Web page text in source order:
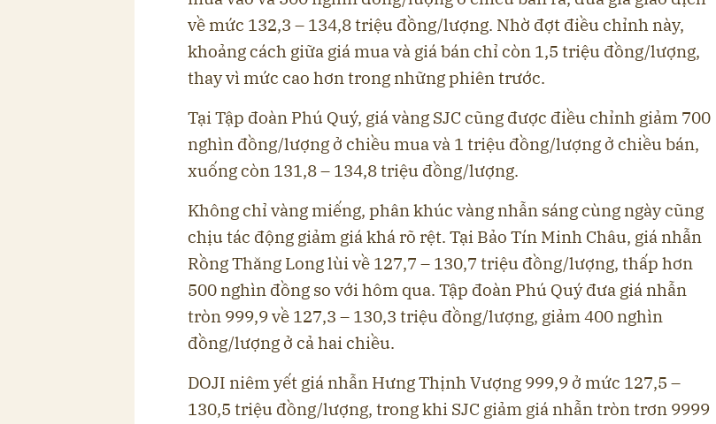
về mức 132,3 – 134,8 triệu đồng/lượng. Nhờ đợt điều chỉnh này,
khoảng cách giữa giá mua và giá bán chỉ còn 1,5 triệu đồng/lượng,
thay vì mức cao hơn trong những phiên trước.
Tại Tập đoàn Phú Quý, giá vàng SJC cũng được điều chỉnh giảm 700
nghìn đồng/lượng ở chiều mua và 1 triệu đồng/lượng ở chiều bán,
xuống còn 131,8 – 134,8 triệu đồng/lượng.
Không chỉ vàng miếng, phân khúc vàng nhẫn sáng cùng ngày cũng
chịu tác động giảm giá khá rõ rệt. Tại Bảo Tín Minh Châu, giá nhẫn
Rồng Thăng Long lùi về 127,7 – 130,7 triệu đồng/lượng, thấp hơn
500 nghìn đồng so với hôm qua. Tập đoàn Phú Quý đưa giá nhẫn
tròn 999,9 về 127,3 – 130,3 triệu đồng/lượng, giảm 400 nghìn
đồng/lượng ở cả hai chiều.
DOJI niêm yết giá nhẫn Hưng Thịnh Vượng 999,9 ở mức 127,5 –
130,5 triệu đồng/lượng, trong khi SJC giảm giá nhẫn tròn trơn 9999